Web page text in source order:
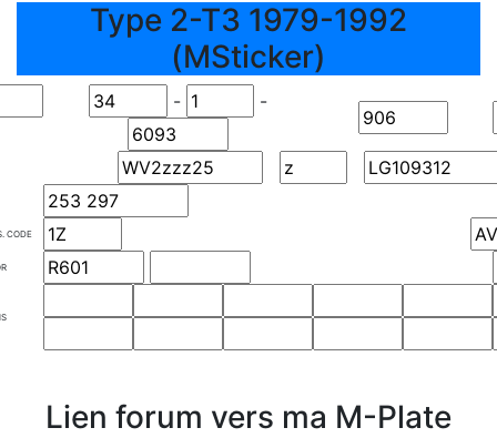
Type 2-T3 1979-1992
(MSticker)
- -
CODE
Lien forum vers ma M-Plate